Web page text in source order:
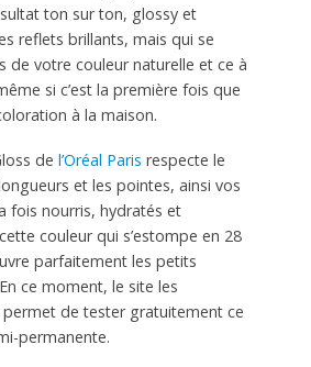
ton sur ton, glossy et
reflets brillants, mais qui se
de votre couleur naturelle et ce à
si c’est la première fois que
à la maison.
de l’Oréal Paris respecte le
et les pointes, ainsi vos
fois nourris, hydratés et
couleur qui s’estompe en 28
parfaitement les petits
ce moment, le site les
permet de tester gratuitement ce
permanente.